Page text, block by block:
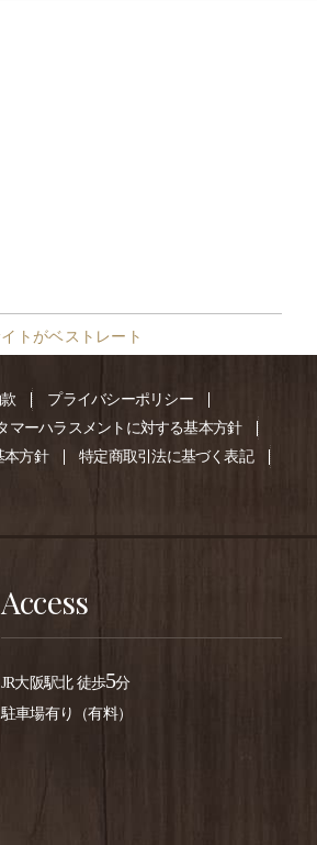
トがベストレート
プライバシーポリシー
マーハラスメントに対する基本方針
本方針
特定商取引法に基づく表記
Access
JR大阪駅北 徒歩5分
駐車場有り（有料）